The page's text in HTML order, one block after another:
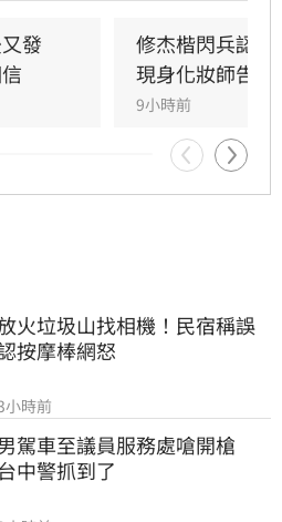
有抗癌經驗的江蕙十分心
。陳聆薇曾與眾多華語樂
經典造型，在演藝圈地位
告別式眾星雲集，展現其
性，演藝圈好友皆對這位
表達最深切的懷念與不
發
修杰楷閃兵認
現身化妝師告別
9小時前
火垃圾山找相機！民宿稱誤
按摩棒網怒
小時前
駕車至議員服務處嗆開槍
台中警抓到了